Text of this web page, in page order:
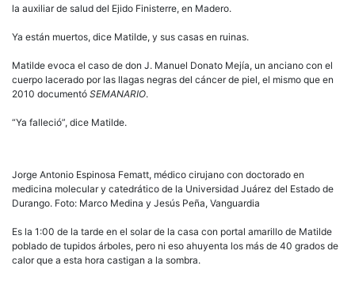
la auxiliar de salud del Ejido Finisterre, en Madero.
Ya están muertos, dice Matilde, y sus casas en ruinas.
Matilde evoca el caso de don J. Manuel Donato Mejía, un anciano con el
cuerpo lacerado por las llagas negras del cáncer de piel, el mismo que en
2010 documentó SEMANARIO.
“Ya falleció”, dice Matilde.
Jorge Antonio Espinosa Fematt, médico cirujano con doctorado en
medicina molecular y catedrático de la Universidad Juárez del Estado de
Durango. Foto: Marco Medina y Jesús Peña, Vanguardia
Es la 1:00 de la tarde en el solar de la casa con portal amarillo de Matilde
poblado de tupidos árboles, pero ni eso ahuyenta los más de 40 grados de
calor que a esta hora castigan a la sombra.